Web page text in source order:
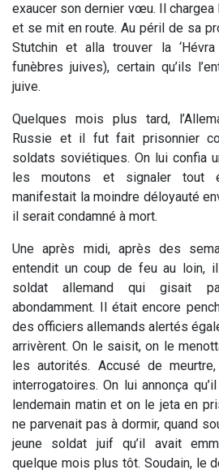
exaucer son dernier vœu. Il
et se mit en route. Au péril de sa
Stutchin et alla trouver la
funèbres juives), certain qu’ils
juive.
Quelques mois plus tard,
Russie et il fut fait prisonnier
soldats soviétiques. On lui confia
les moutons et signaler tout
manifestait la moindre déloyauté
il serait condamné à mort.
Une après midi, après des
entendit un coup de feu au loin,
soldat allemand qui gisait
abondamment. Il était encore
des officiers allemands alertés
arrivèrent. On le saisit, on le
les autorités. Accusé de
interrogatoires. On lui annonça
lendemain matin et on le jeta en
ne parvenait pas à dormir, quand
jeune soldat juif qu’il avait
quelque mois plus tôt. Soudain, le